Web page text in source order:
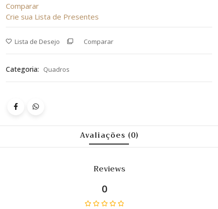
Comparar
Crie sua Lista de Presentes
Lista de Desejo Comparar
Categoria: Quadros
Avaliações (0)
Reviews
0